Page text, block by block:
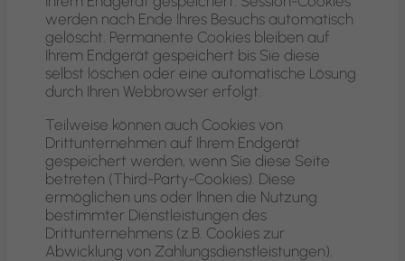
werden nach Ende Ihres Besuchs automatisch
gelöscht. Permanente Cookies bleiben auf
Ihrem Endgerät gespeichert bis Sie diese
selbst löschen oder eine automatische Lösung
durch Ihren Webbrowser erfolgt.
Teilweise können auch Cookies von
Drittunternehmen auf Ihrem Endgerät
gespeichert werden, wenn Sie diese Seite
betreten (Third-Party-Cookies). Diese
ermöglichen uns oder Ihnen die Nutzung
bestimmter Dienstleistungen des
Drittunternehmens (z.B. Cookies zur
Abwicklung von Zahlungsdienstleistungen).